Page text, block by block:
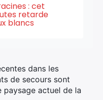
: cet
retarde
blancs
dans les
de secours sont
actuel de la